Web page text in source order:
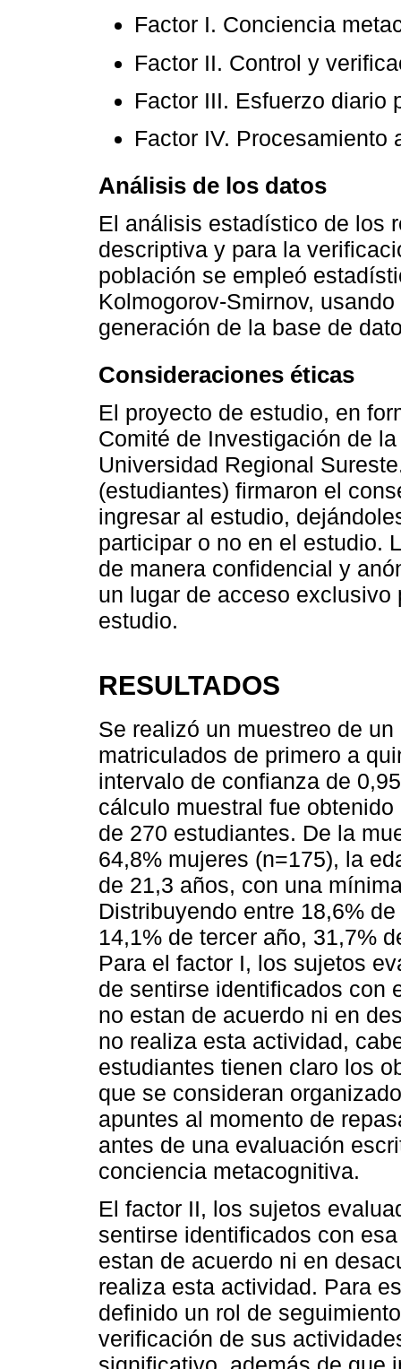
Factor I. Conciencia
Factor II. Control y
Factor III. Esfuerzo diario
Factor IV. Procesamiento
Análisis de los datos
El análisis estadístico de los
descriptiva y para la
población se empleó
Kolmogorov-Smirnov,
generación de la base de
Consideraciones éticas
El proyecto de estudio, en
Comité de Investigación de
Universidad Regional
(estudiantes) firmaron el
ingresar al estudio,
participar o no en el estudio.
de manera confidencial y
un lugar de acceso
estudio.
RESULTADOS
Se realizó un muestreo de
matriculados de primero a
intervalo de confianza de
cálculo muestral fue
de 270 estudiantes. De la
64,8% mujeres (n=175), la
de 21,3 años, con una
Distribuyendo entre 18,6%
14,1% de tercer año, 31,7%
Para el factor I, los sujetos
de sentirse identificados con
no estan de acuerdo ni en
no realiza esta actividad,
estudiantes tienen claro los
que se consideran
apuntes al momento de
antes de una evaluación
conciencia metacognitiva.
El factor II, los sujetos
sentirse identificados con
estan de acuerdo ni en
realiza esta actividad. Para
definido un rol de
verificación de sus